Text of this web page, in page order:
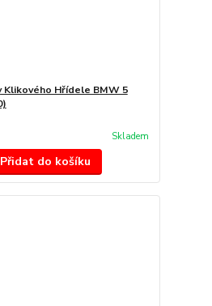
Klikového Hřídele BMW 5
Skladem
Přidat do košíku